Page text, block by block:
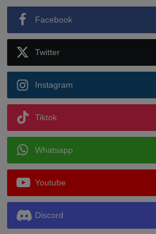
Facebook
Twitter
Instagram
Tiktok
Whatsapp
Youtube
Discord